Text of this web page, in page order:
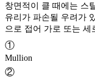
창면적이 클 때에는 스
유리가 파손될 우려가 있으므로 이것을 보강하고 외관을 꾸미기 위하여 강판을 중공형
①
Mullion
②